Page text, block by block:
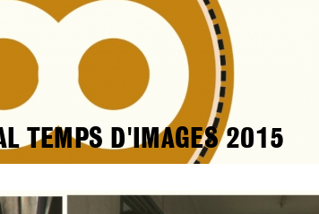
TEMPS D'IMAGES 2015